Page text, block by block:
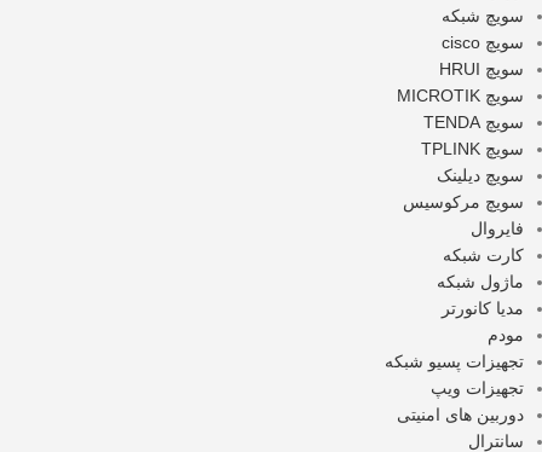
سویچ شبکه
سویچ cisco
سویچ HRUI
سویچ MICROTIK
سویچ TENDA
سویچ TPLINK
سویچ دیلینک
سویچ مرکوسیس
فایروال
کارت شبکه
ماژول شبکه
مدیا کانورتر
مودم
تجهیزات پسیو شبکه
تجهیزات ویپ
دوربین های امنیتی
سانترال